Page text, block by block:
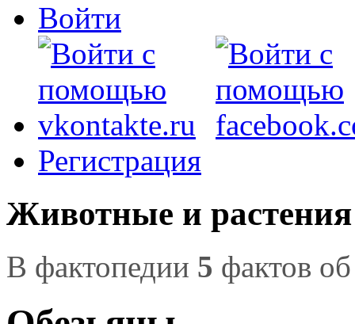
Войти
Регистрация
Животные и растения
В фактопедии 5 фактов